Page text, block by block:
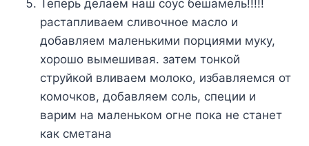
Теперь делаем наш соус бешамель!!!!!
растапливаем сливочное масло и
добавляем маленькими порциями муку,
хорошо вымешивая. затем тонкой
струйкой вливаем молоко, избавляемся от
комочков, добавляем соль, специи и
варим на маленьком огне пока не станет
как сметана